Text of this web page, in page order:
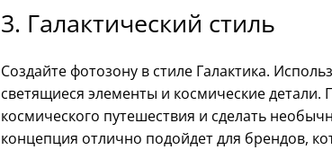
3. Галактический стиль
Создайте фотозону в стиле Галактика.
светящиеся элементы и космические детали.
космического путешествия и сделать
концепция отлично подойдет для брендов,